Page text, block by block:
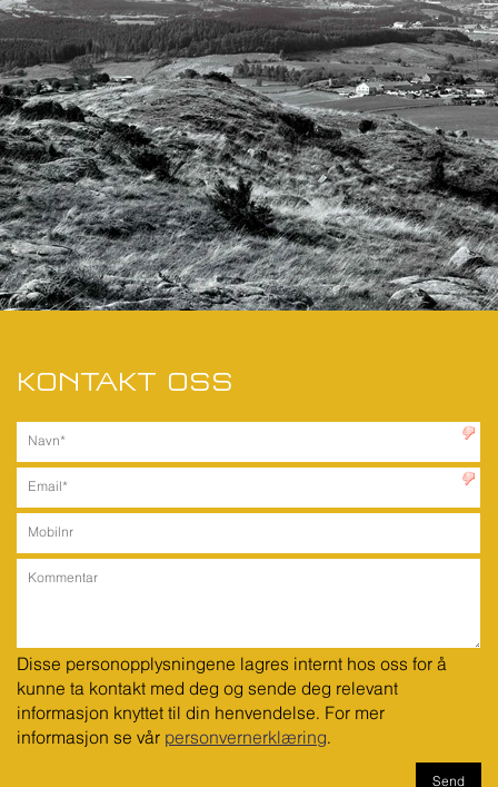
KONTAKT OSS
Disse personopplysningene lagres internt hos oss for å
kunne ta kontakt med deg og sende deg relevant
informasjon knyttet til din henvendelse. For mer
informasjon se vår personvernerklæring.